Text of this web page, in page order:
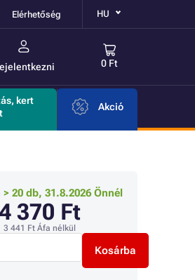
Elérhetőség HU
0 Ft
kert
Akció
20 db, 31.8.2026 Önnél
370 Ft
3 441 FtÁfa nélkül
Kosárba